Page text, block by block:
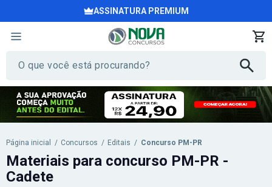
ASSINATURA PREMIUM
Página inicial / Concursos / Editais / Concurso PM-PR
Materiais para concurso PM-PR -
Cadete